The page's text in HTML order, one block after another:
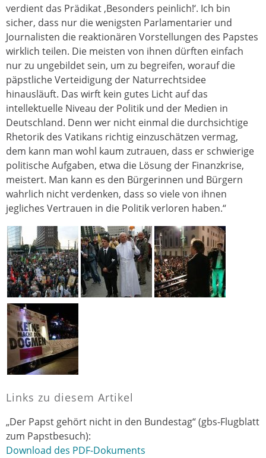
verdient das Prädikat ‚Besonders peinlich!‘. Ich bin
sicher, dass nur die wenigsten Parlamentarier und
Journalisten die reaktionären Vorstellungen des Papstes
wirklich teilen. Die meisten von ihnen dürften einfach
nur zu ungebildet sein, um zu begreifen, worauf die
päpstliche Verteidigung der Naturrechtsidee
hinausläuft. Das wirft kein gutes Licht auf das
intellektuelle Niveau der Politik und der Medien in
Deutschland. Denn wer nicht einmal die durchsichtige
Rhetorik des Vatikans richtig einzuschätzen vermag,
dem kann man wohl kaum zutrauen, dass er schwierige
politische Aufgaben, etwa die Lösung der Finanzkrise,
meistert. Man kann es den Bürgerinnen und Bürgern
wahrlich nicht verdenken, dass so viele von ihnen
jegliches Vertrauen in die Politik verloren haben.“
Links zu diesem Artikel
„Der Papst gehört nicht in den Bundestag“ (gbs-Flugblatt
zum Papstbesuch):
Download des PDF-Dokuments